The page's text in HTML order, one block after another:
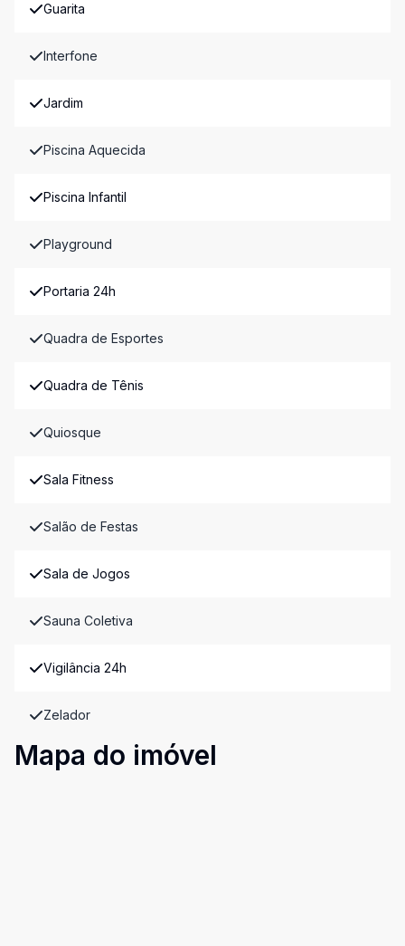
Guarita
Interfone
Jardim
Piscina Aquecida
Piscina Infantil
Playground
Portaria 24h
Quadra de Esportes
Quadra de Tênis
Quiosque
Sala Fitness
Salão de Festas
Sala de Jogos
Sauna Coletiva
Vigilância 24h
Zelador
Mapa do imóvel